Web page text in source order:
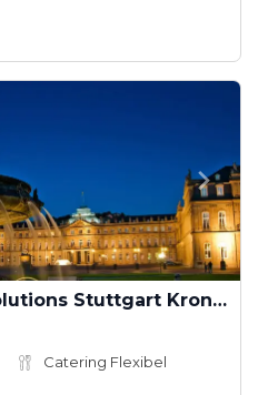
CONTORA Office Solutions Stuttgart Kronprinzenpalais
Catering Flexibel